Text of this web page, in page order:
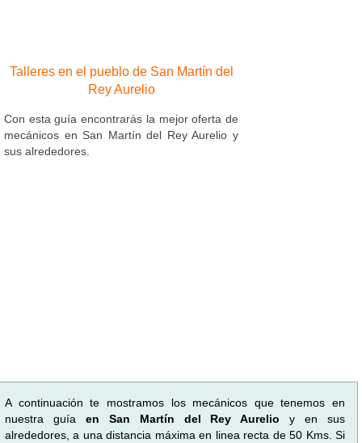
Talleres en el pueblo de San Martín del
Rey Aurelio
Con esta guía encontrarás la mejor oferta de
mecánicos en San Martín del Rey Aurelio y
sus alrededores.
A continuación te mostramos los mecánicos que tenemos en
nuestra guía en San Martín del Rey Aurelio y en sus
alrededores, a una distancia máxima en linea recta de 50 Kms. Si